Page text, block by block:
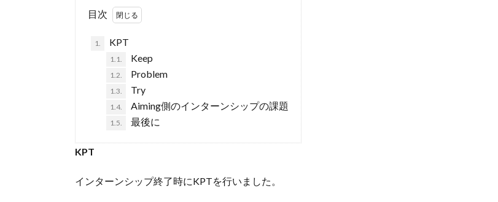
目次
1. KPT
1.1. Keep
1.2. Problem
1.3. Try
1.4. Aiming側のインターンシップの課題
1.5. 最後に
KPT
インターンシップ終了時にKPTを行いました。